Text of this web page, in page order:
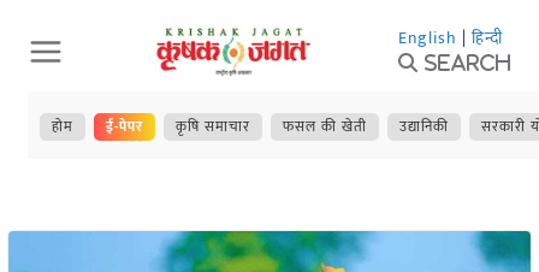
Skip
to
content
English | हिन्दी
Search
होम ई-पेपर कृषि समाचार फसल की खेती उद्यानिकी सरकारी